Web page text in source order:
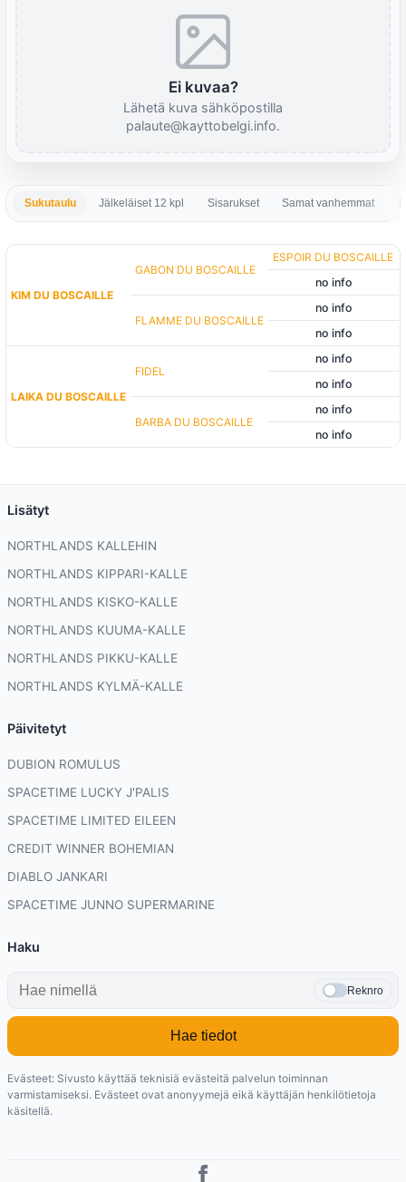
Ei kuvaa?
Lähetä kuva sähköpostilla
palaute@kayttobelgi.info.
Sukutaulu Jälkeläiset 12 kpl Sisarukset Samat vanhemmat
KIM DU BOSCAILLE
GABON DU BOSCAILLE
ESPOIR DU BOSCAILLE
no info
FLAMME DU BOSCAILLE
no info
no info
LAIKA DU BOSCAILLE
FIDEL
no info
no info
BARBA DU BOSCAILLE
no info
no info
Lisätyt
NORTHLANDS KALLEHIN
NORTHLANDS KIPPARI-KALLE
NORTHLANDS KISKO-KALLE
NORTHLANDS KUUMA-KALLE
NORTHLANDS PIKKU-KALLE
NORTHLANDS KYLMÄ-KALLE
Päivitetyt
DUBION ROMULUS
SPACETIME LUCKY J'PALIS
SPACETIME LIMITED EILEEN
CREDIT WINNER BOHEMIAN
DIABLO JANKARI
SPACETIME JUNNO SUPERMARINE
Haku
Reknro
Hae tiedot
Evästeet: Sivusto käyttää teknisiä evästeitä palvelun toiminnan
varmistamiseksi. Evästeet ovat anonyymejä eikä käyttäjän henkilötietoja
käsitellä.